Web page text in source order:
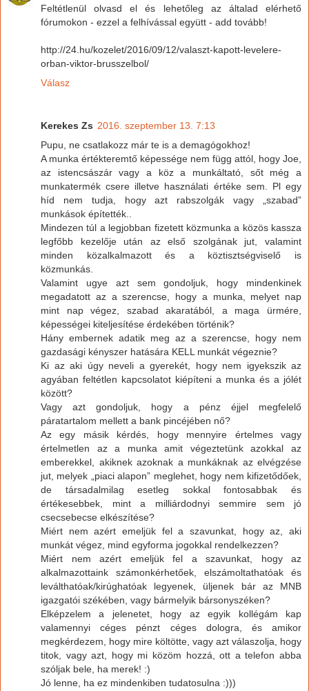
Feltétlenül olvasd el és lehetőleg az általad elérhető
fórumokon - ezzel a felhívással együtt - add tovább!
http://24.hu/kozelet/2016/09/12/valaszt-kapott-levelere-
orban-viktor-brusszelbol/
Válasz
Kerekes Zs 2016. szeptember 13. 7:13
Pupu, ne csatlakozz már te is a demagógokhoz!
A munka értékteremtő képessége nem függ attól, hogy Joe,
az istencsászár vagy a köz a munkáltató, sőt még a
munkatermék csere illetve használati értéke sem. Pl egy
híd nem tudja, hogy azt rabszolgák vagy „szabad”
munkások építették..
Mindezen túl a legjobban fizetett közmunka a közös kassza
legfőbb kezelője után az első szolgának jut, valamint
minden közalkalmazott és a köztisztségviselő is
közmunkás.
Valamint ugye azt sem gondoljuk, hogy mindenkinek
megadatott az a szerencse, hogy a munka, melyet nap
mint nap végez, szabad akaratából, a maga ürmére,
képességei kiteljesítése érdekében történik?
Hány embernek adatik meg az a szerencse, hogy nem
gazdasági kényszer hatására KELL munkát végeznie?
Ki az aki úgy neveli a gyerekét, hogy nem igyekszik az
agyában feltétlen kapcsolatot kiépíteni a munka és a jólét
között?
Vagy azt gondoljuk, hogy a pénz éjjel megfelelő
páratartalom mellett a bank pincéjében nő?
Az egy másik kérdés, hogy mennyire értelmes vagy
értelmetlen az a munka amit végeztetünk azokkal az
emberekkel, akiknek azoknak a munkáknak az elvégzése
jut, melyek „piaci alapon” meglehet, hogy nem kifizetődőek,
de társadalmilag esetleg sokkal fontosabbak és
értékesebbek, mint a milliárdodnyi semmire sem jó
csecsebecse elkészítése?
Miért nem azért emeljük fel a szavunkat, hogy az, aki
munkát végez, mind egyforma jogokkal rendelkezzen?
Miért nem azért emeljük fel a szavunkat, hogy az
alkalmazottaink számonkérhetőek, elszámoltathatóak és
leválthatóak/kirúghatóak legyenek, üljenek bár az MNB
igazgatói székében, vagy bármelyik bársonyszéken?
Elképzelem a jelenetet, hogy az egyik kollégám kap
valamennyi céges pénzt céges dologra, és amikor
megkérdezem, hogy mire költötte, vagy azt válaszolja, hogy
titok, vagy azt, hogy mi közöm hozzá, ott a telefon abba
szóljak bele, ha merek! :)
Jó lenne, ha ez mindenkiben tudatosulna :)))